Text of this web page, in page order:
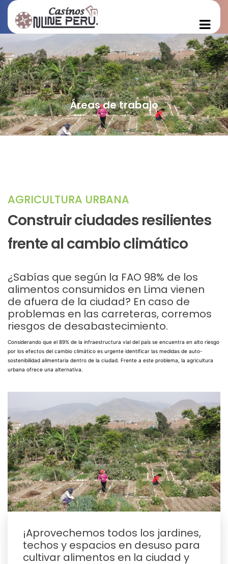
Áreas de trabajo
AGRICULTURA URBANA
Construir ciudades resilientes
frente al cambio climático
¿Sabías que según la FAO 98% de los
alimentos consumidos en Lima vienen
de afuera de la ciudad? En caso de
problemas en las carreteras, corremos
riesgos de desabastecimiento.
Considerando que el 89% de la infraestructura vial del país se encuentra en alto riesgo
por los efectos del cambio climático es urgente identificar las medidas de auto-
sostenibilidad alimentaria dentro de la ciudad. Frente a este problema, la agricultura
urbana ofrece una alternativa.
¡Aprovechemos todos los jardines,
techos y espacios en desuso para
cultivar alimentos en la ciudad y